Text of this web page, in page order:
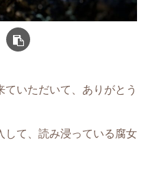
いただいて、ありがとう
して、読み浸っている腐女